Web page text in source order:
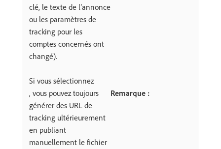
clé, le texte de l’annonce
ou les paramètres de
tracking pour les
comptes concernés ont
changé).
Si vous sélectionnez
, vous pouvez toujours
générer des URL de
tracking ultérieurement
en publiant
manuellement le fichier
Remarque :